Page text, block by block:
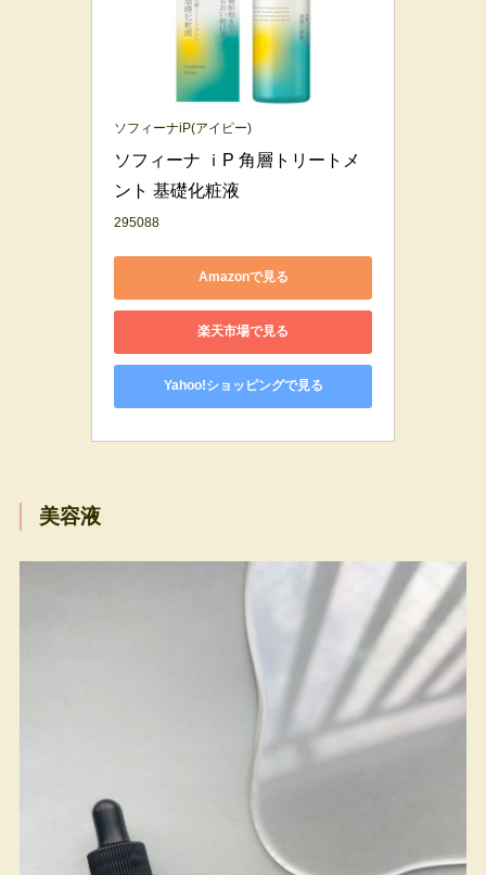
ソフィーナiP(アイピー)
ソフィーナ ｉP 角層トリートメ
ント 基礎化粧液
295088
Amazonで見る
楽天市場で見る
Yahoo!ショッピングで見る
美容液